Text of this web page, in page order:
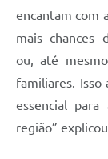
encantam com
mais chances
ou, até
familiares.
essencial
região”